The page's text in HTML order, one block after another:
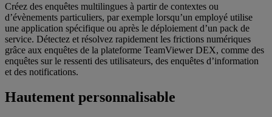
Créez des enquêtes multilingues à partir de contextes ou
d’évènements particuliers, par exemple lorsqu’un employé utilise
une application spécifique ou après le déploiement d’un pack de
service. Détectez et résolvez rapidement les frictions numériques
grâce aux enquêtes de la plateforme TeamViewer DEX, comme des
enquêtes sur le ressenti des utilisateurs, des enquêtes d’information
et des notifications.
Hautement personnalisable